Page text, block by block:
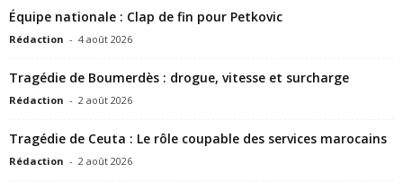
Équipe nationale : Clap de fin pour Petkovic
Rédaction - 4 août 2026
Tragédie de Boumerdès : drogue, vitesse et surcharge
Rédaction - 2 août 2026
Tragédie de Ceuta : Le rôle coupable des services marocains
Rédaction - 2 août 2026